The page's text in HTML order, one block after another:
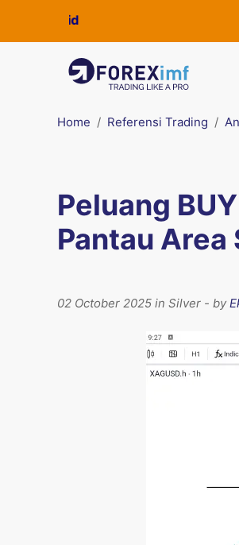
Home Referensi Trading
Peluang
Pantau
02 October 2025 in Silver - by